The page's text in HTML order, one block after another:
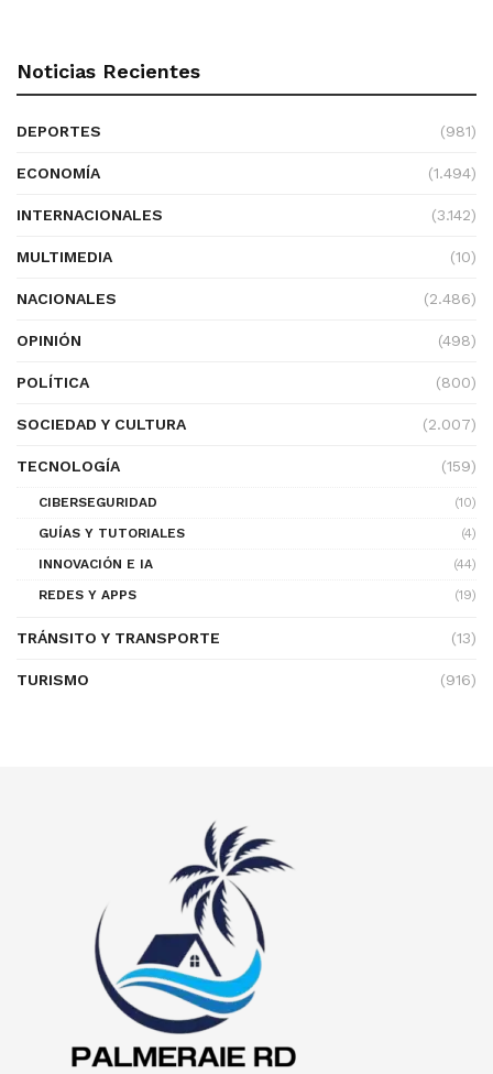
Noticias Recientes
DEPORTES (981)
ECONOMÍA (1.494)
INTERNACIONALES (3.142)
MULTIMEDIA (10)
NACIONALES (2.486)
OPINIÓN (498)
POLÍTICA (800)
SOCIEDAD Y CULTURA (2.007)
TECNOLOGÍA (159)
CIBERSEGURIDAD
(10)
GUÍAS Y TUTORIALES
(4)
INNOVACIÓN E IA
(44)
REDES Y APPS
(19)
TRÁNSITO Y TRANSPORTE (13)
TURISMO (916)